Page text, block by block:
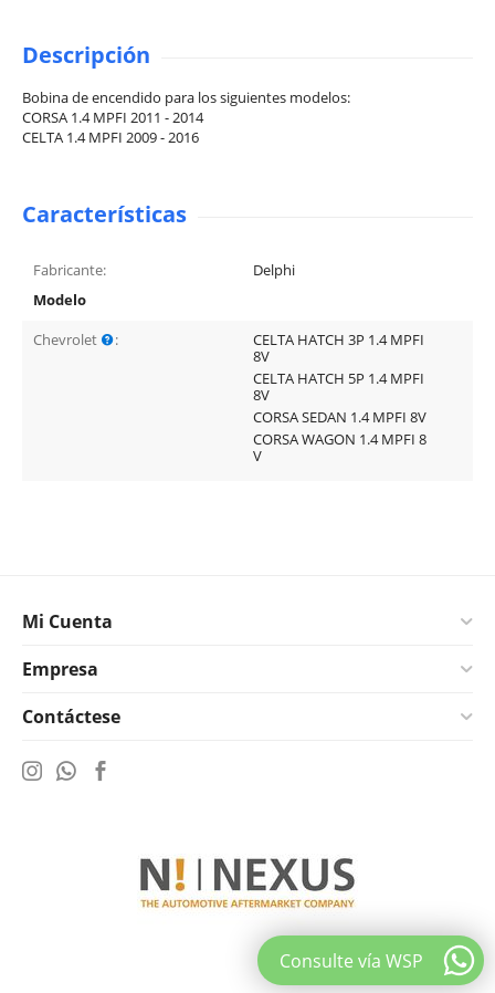
Descripción
Bobina de encendido para los siguientes modelos:
CORSA 1.4 MPFI 2011 - 2014
CELTA 1.4 MPFI 2009 - 2016
Características
Fabricante:
Delphi
Modelo
Chevrolet
:
CELTA HATCH 3P 1.4 MPFI
8V
CELTA HATCH 5P 1.4 MPFI
8V
CORSA SEDAN 1.4 MPFI 8V
CORSA WAGON 1.4 MPFI 8
V
Mi Cuenta
Empresa
Contáctese
Consulte vía WSP